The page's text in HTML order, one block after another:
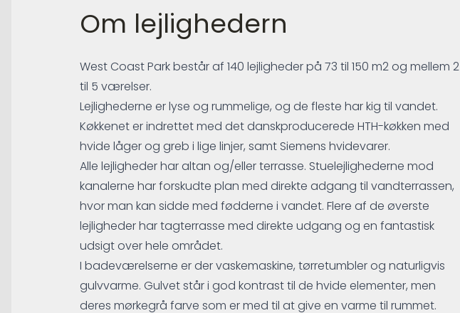
Om lejlighedern
West Coast Park består af 140 lejligheder på 73 til 150 m2 og mellem 2
til 5 værelser.
Lejlighederne er lyse og rummelige, og de fleste har kig til vandet.
Køkkenet er indrettet med det danskproducerede HTH-køkken med
hvide låger og greb i lige linjer, samt Siemens hvidevarer.
Alle lejligheder har altan og/eller terrasse. Stuelejlighederne mod
kanalerne har forskudte plan med direkte adgang til vandterrassen,
hvor man kan sidde med fødderne i vandet. Flere af de øverste
lejligheder har tagterrasse med direkte udgang og en fantastisk
udsigt over hele området.
I badeværelserne er der vaskemaskine, tørretumbler og naturligvis
gulvvarme. Gulvet står i god kontrast til de hvide elementer, men
deres mørkegrå farve som er med til at give en varme til rummet.